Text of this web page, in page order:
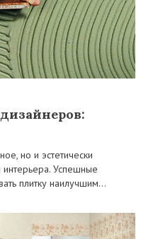
но и эстетически
Успешные
плитку наилучшим…